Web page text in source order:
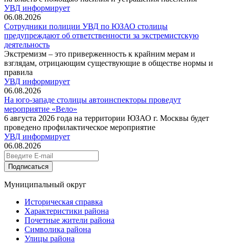
УВД информирует
06.08.2026
Сотрудники полиции УВД по ЮЗАО столицы
предупреждают об ответственности за экстремистскую
деятельность
Экстремизм – это приверженность к крайним мерам и
взглядам, отрицающим существующие в обществе нормы и
правила
УВД информирует
06.08.2026
На юго-западе столицы автоинспекторы проведут
мероприятие «Вело»
6 августа 2026 года на территории ЮЗАО г. Москвы будет
проведено профилактическое мероприятие
УВД информирует
06.08.2026
Подписаться
Муниципальный округ
Историческая справка
Характеристики района
Почетные жители района
Символика района
Улицы района